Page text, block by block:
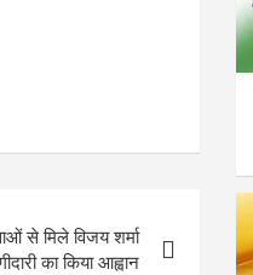
से मिले विजय शर्मा
का किया आह्वान